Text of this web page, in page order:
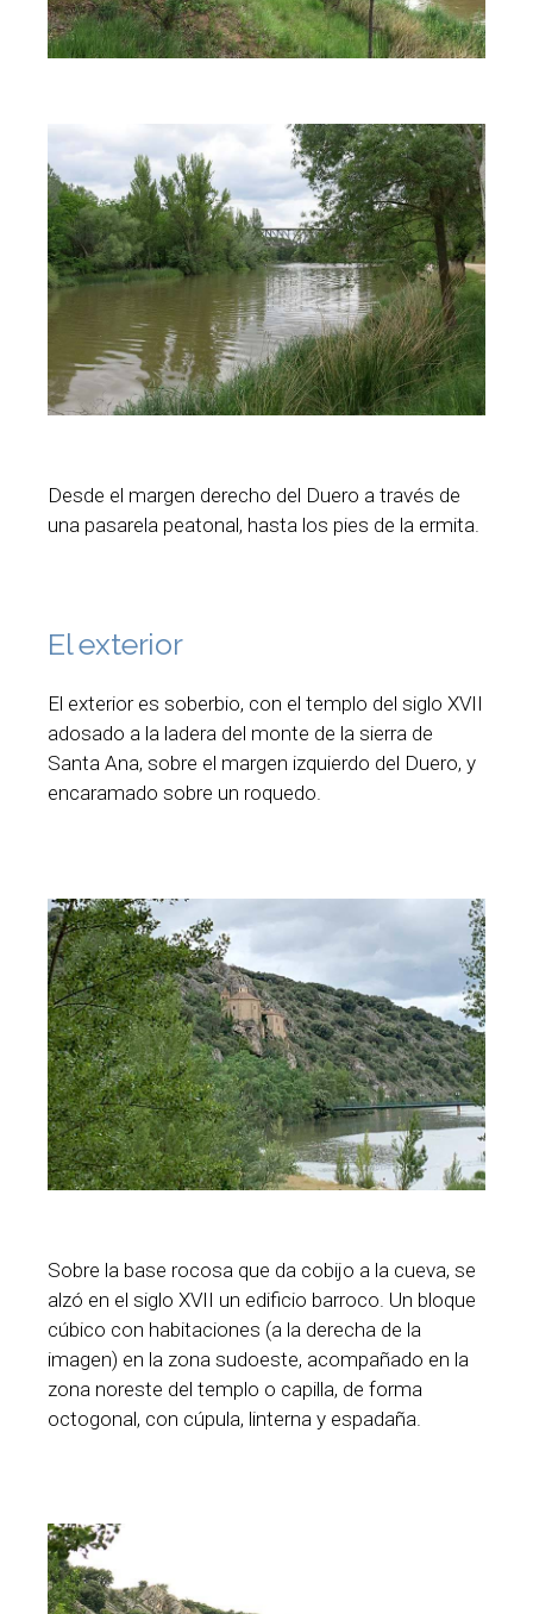
Desde el margen derecho del Duero a través de
una pasarela peatonal, hasta los pies de la ermita.
El exterior
El exterior es soberbio, con el templo del siglo XVII
adosado a la ladera del monte de la sierra de
Santa Ana, sobre el margen izquierdo del Duero, y
encaramado sobre un roquedo.
Sobre la base rocosa que da cobijo a la cueva, se
alzó en el siglo XVII un edificio barroco. Un bloque
cúbico con habitaciones (a la derecha de la
imagen) en la zona sudoeste, acompañado en la
zona noreste del templo o capilla, de forma
octogonal, con cúpula, linterna y espadaña.